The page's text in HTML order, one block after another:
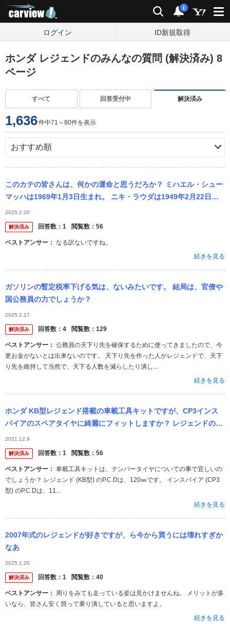
検索 通知
i
ログイン ID新規取得
ホンダ レジェンドのみんなの質問 (解決済み) 8
ページ
すべて 回答受付中 解決済み
1,636件中71～80件を表示
このカテの皆さんは、何かの運命と思うだろか？ ミハエル・シュー
マッハは1969年1月3日生まれ。 ニキ・ラウダは1949年2月22日生
まれ。 野田樹潤は2006年2月2日生まれ。 アラン...
2025.2.20
解決済み 回答数： 1 閲覧数： 56
ベストアンサー： なる訳ないですね。
続きを見る
ガソリンの暫定税率下げる気は、ないみたいです。 結局は、官僚や
国公務員の力でしょうか？
2025.2.17
解決済み 回答数： 4 閲覧数： 129
ベストアンサー：
更お金がないとは出来ないのです。 天下り先を作った人がレジェンドで、天下
り先を維持して当然で、天下る人数を減らしたり潰し...
続きを見る
ホンダ KB型レジェンド搭載の車載工具キットですが、CP3インス
パイアのスペアタイヤに綺麗にフィットしますか？ レジェンドのス
ペアタイヤのホイールはアルミ製で、インスパイアはスチールなの
です。
2021.12.9
解決済み 回答数： 1 閲覧数： 56
ベストアンサー：
でしょうか？ レジェンド (KB型) のP.C.Dは、120㎜です。 インスパイア (CP3
型) のP.C.Dは、11...
続きを見る
2007年式のレジェンドが好きですが、ら今から買うには壊れすぎか
なあ
2025.1.26
解決済み 回答数： 1 閲覧数： 40
ベストアンサー：
いなら、皆さん安く買って乗り潰していると思いますよ。
続きを見る